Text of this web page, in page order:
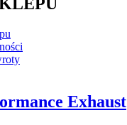
Exhaust